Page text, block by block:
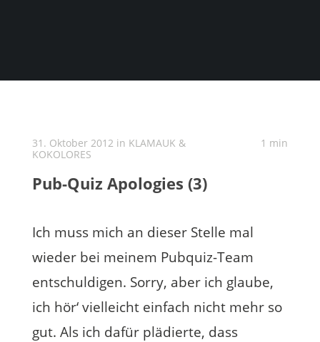
31. Oktober 2012 in KLAMAUK &
KOKOLORES
1 min
Pub-Quiz Apologies (3)
Ich muss mich an dieser Stelle mal
wieder bei meinem Pubquiz-Team
entschuldigen. Sorry, aber ich glaube,
ich hör‘ vielleicht einfach nicht mehr so
gut. Als ich dafür plädierte, dass